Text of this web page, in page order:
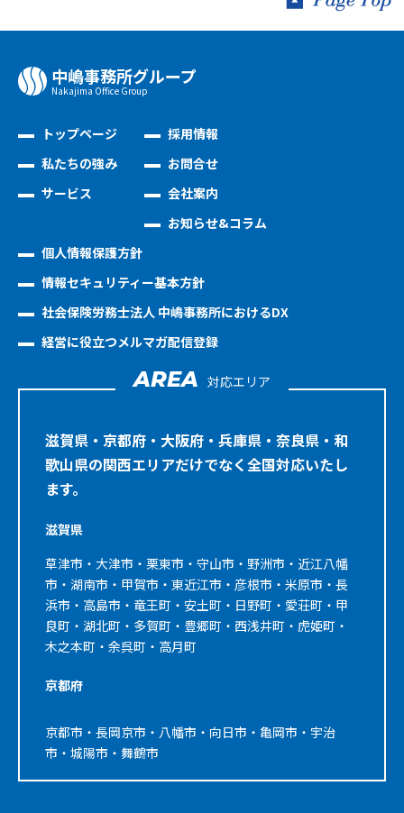
中嶋事務所グループ
Nakajima Oﬃce Group
トップページ
私たちの強み
サービス
採用情報
お問合せ
会社案内
お知らせ&コラム
個人情報保護方針
情報セキュリティー基本方針
社会保険労務士法人 中嶋事務所におけるDX
経営に役立つメルマガ配信登録
AREA 対応エリア
滋賀県・京都府・大阪府・兵庫県・奈良県・和
歌山県の関西エリアだけでなく全国対応いたし
ます。
滋賀県
草津市・大津市・栗東市・守山市・野洲市・近江八幡
市・湖南市・甲賀市・東近江市・彦根市・米原市・長
浜市・高島市・竜王町・安土町・日野町・愛荘町・甲
良町・湖北町・多賀町・豊郷町・西浅井町・虎姫町・
木之本町・余呉町・高月町
京都府
京都市・長岡京市・八幡市・向日市・亀岡市・宇治
市・城陽市・舞鶴市